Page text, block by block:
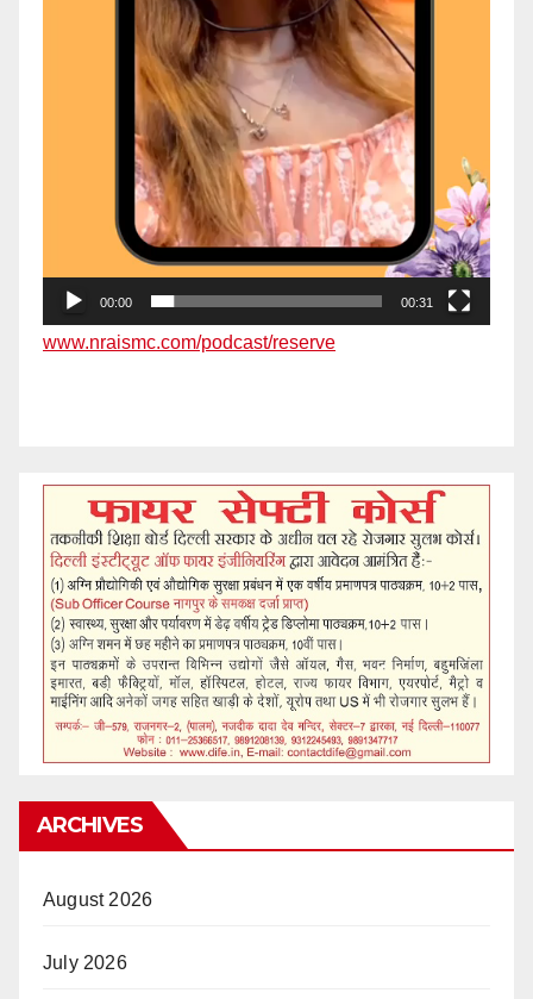
00:00 00:31
www.nraismc.com/podcast/reserve
ARCHIVES
August 2026
July 2026